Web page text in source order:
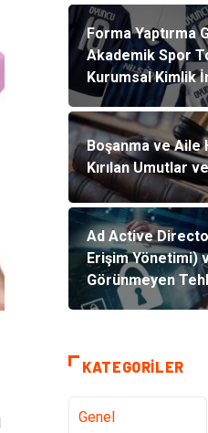
Forma Yaptırma
Akademik Spor
Kurumsal Kimlik
Boşanma ve Aile
Kırılan Umutlar
Ad Active
Erişim Yönetimi)
Görünmeyen
KATEGORILER
Genel